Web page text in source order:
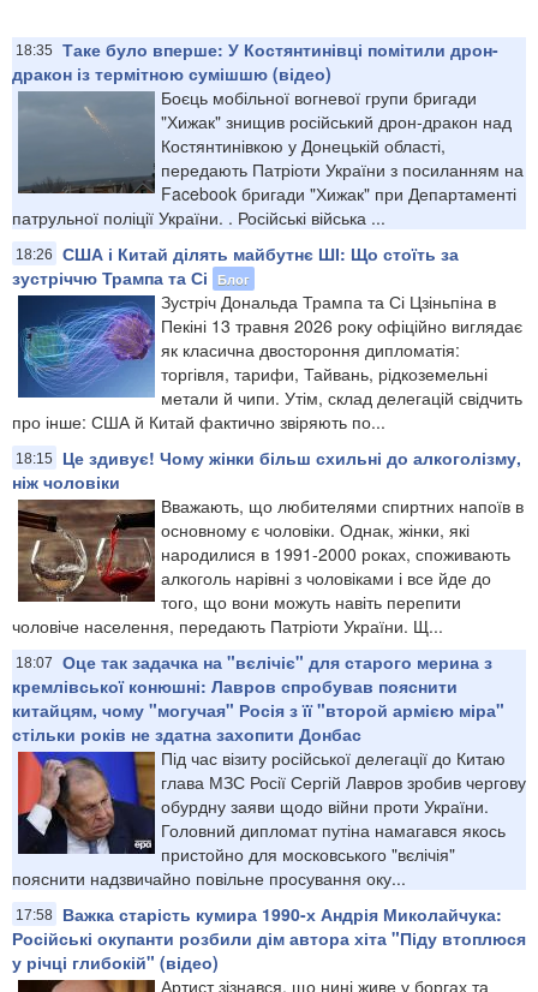
18:35
Таке було вперше: У Костянтинівці помітили дрон-
дракон із термітною сумішшю (відео)
Боєць мобільної вогневої групи бригади
"Хижак" знищив російський дрон-дракон над
Костянтинівкою у Донецькій області,
передають Патріоти України з посиланням на
Facebook бригади "Хижак" при Департаменті
патрульної поліції України. . Російські війська ...
18:26
США і Китай ділять майбутнє ШІ: Що стоїть за
зустріччю Трампа та Сі
Блог
Зустріч Дональда Трампа та Сі Цзіньпіна в
Пекіні 13 травня 2026 року офіційно виглядає
як класична двостороння дипломатія:
торгівля, тарифи, Тайвань, рідкоземельні
метали й чипи. Утім, склад делегацій свідчить
про інше: США й Китай фактично звіряють по...
18:15
Це здивує! Чому жінки більш схильні до алкоголізму,
ніж чоловіки
Вважають, що любителями спиртних напоїв в
основному є чоловіки. Однак, жінки, які
народилися в 1991-2000 роках, споживають
алкоголь нарівні з чоловіками і все йде до
того, що вони можуть навіть перепити
чоловіче населення, передають Патріоти України. Щ...
18:07
Оце так задачка на "вєлічіє" для старого мерина з
кремлівської конюшні: Лавров спробував пояснити
китайцям, чому "могучая" Росія з її "второй армією міра"
стільки років не здатна захопити Донбас
Під час візиту російської делегації до Китаю
глава МЗС Росії Сергій Лавров зробив чергову
обурдну заяви щодо війни проти України.
Головний дипломат путіна намагався якось
пристойно для московського "вєлічія"
пояснити надзвичайно повільне просування оку...
17:58
Важка старість кумира 1990-х Андрія Миколайчука:
Російські окупанти розбили дім автора хіта "Піду втоплюся
у річці глибокій" (відео)
Артист зізнався, що нині живе у боргах та